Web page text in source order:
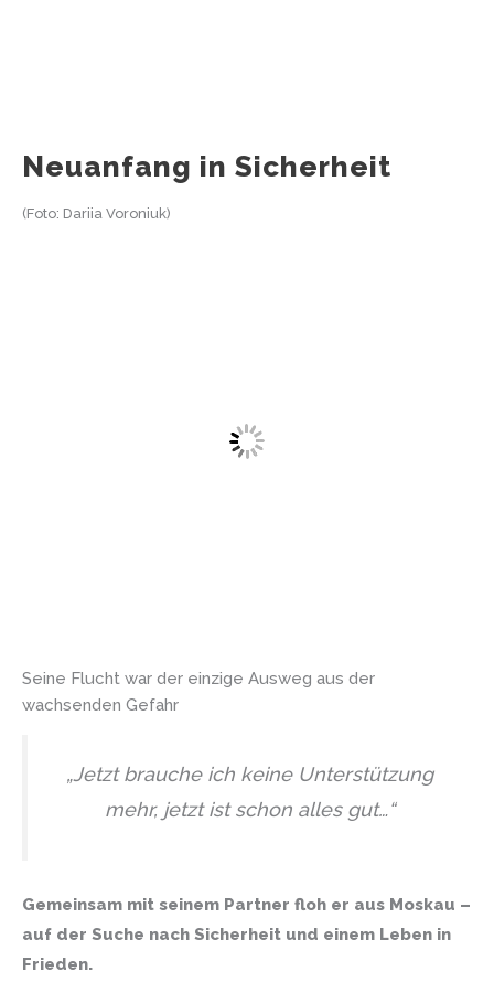
Neuanfang in Sicherheit
(Foto: Dariia Voroniuk)
Seine Flucht war der einzige Ausweg aus der
wachsenden Gefahr
„Jetzt brauche ich keine Unterstützung
mehr, jetzt ist schon alles gut…“
Gemeinsam mit seinem Partner floh er aus Moskau –
auf der Suche nach Sicherheit und einem Leben in
Frieden.